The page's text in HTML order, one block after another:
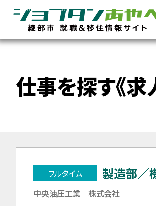
仕事を探す《求
フルタイム 製造部
中央油圧工業 株式会社